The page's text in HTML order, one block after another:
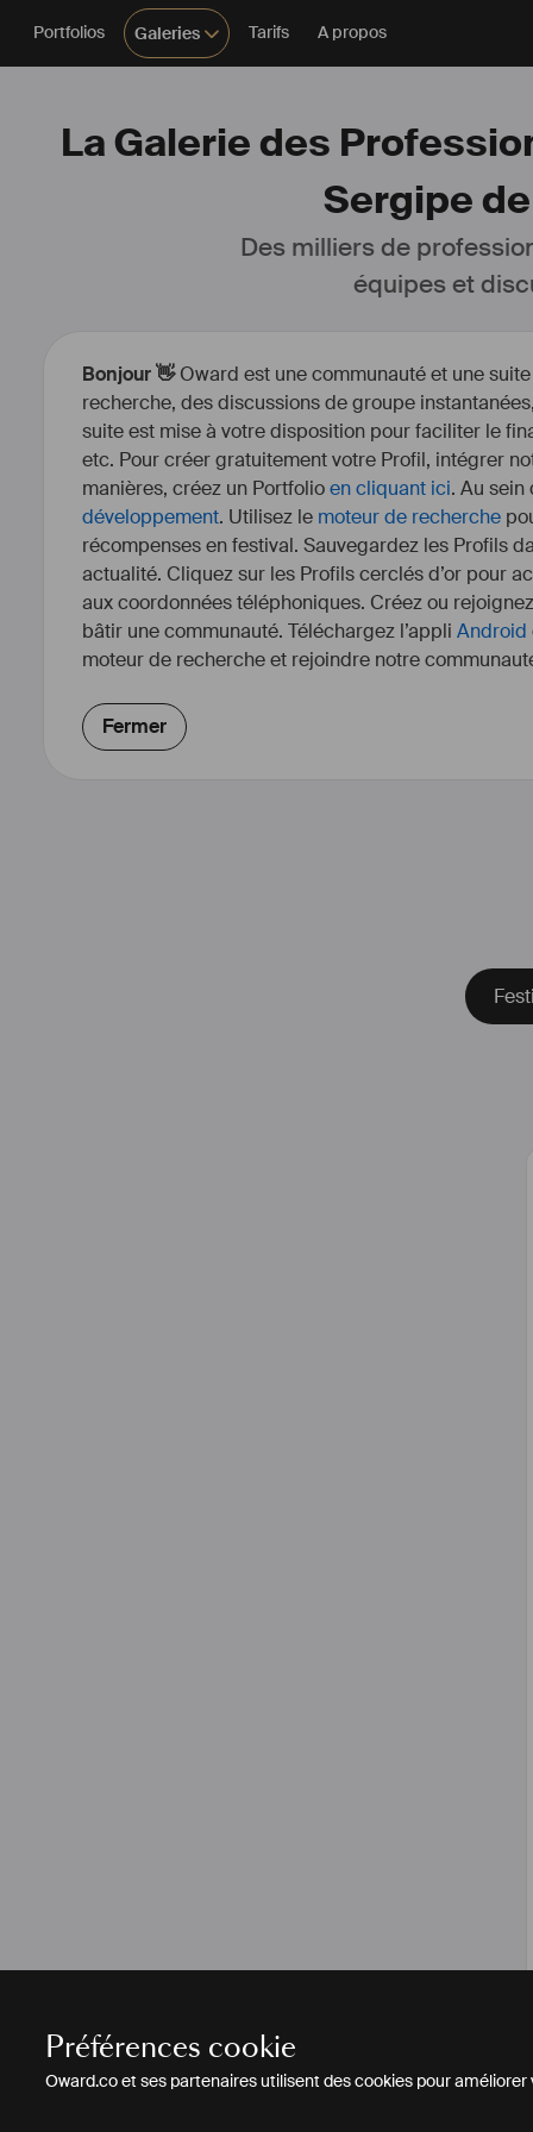
Préférences cookie
Oward.co et ses partenaires utilisent des cookies pour
Portfolios Galeries Tarifs A propos
La Galerie des
Sergipe
Des milliers de
équipes et
Bonjour 👋Oward est une communauté et une
recherche, des discussions de groupe
suite est mise à votre disposition pour faciliter le
etc. Pour créer gratuitement votre Profil, intégrer
manières, créez un Portfolioen cliquant ici. Au
développement. Utilisez le moteur de recherche
récompenses en festival. Sauvegardez les Profils
actualité. Cliquez sur les Profils cerclés d’or pour
aux coordonnées téléphoniques. Créez ou
bâtir une communauté. Téléchargez l’appli Android
moteur de recherche et rejoindre notre
Fermer